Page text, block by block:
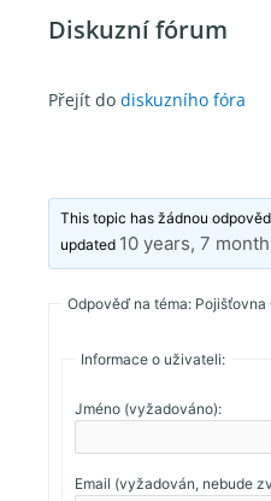
Diskuzní fórum
Přejít do diskuzního fóra
This topic has žádnou
updated 10 years, 7
Odpověď na téma: Pojišťovna
Informace o uživateli:
Jméno (vyžadováno):
Email (vyžadován, nebude